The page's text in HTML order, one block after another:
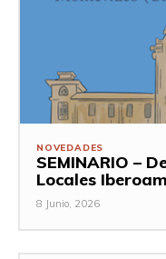
NOVEDADES
SEMINARIO –
Locales
8 Junio, 2026